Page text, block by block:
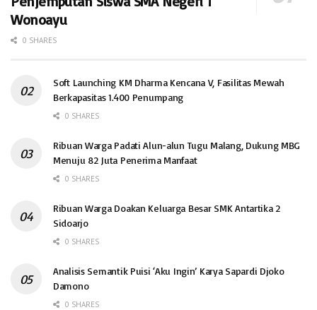
Wonoayu
0 SHARES
Soft Launching KM Dharma Kencana V, Fasilitas Mewah
Berkapasitas 1.400 Penumpang
0 SHARES
Ribuan Warga Padati Alun-alun Tugu Malang, Dukung MBG
Menuju 82 Juta Penerima Manfaat
0 SHARES
Ribuan Warga Doakan Keluarga Besar SMK Antartika 2
Sidoarjo
0 SHARES
Analisis Semantik Puisi ‘Aku Ingin’ Karya Sapardi Djoko
Damono
0 SHARES